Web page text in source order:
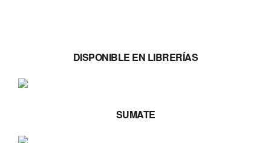
DISPONIBLE EN LIBRERÍAS
SUMATE